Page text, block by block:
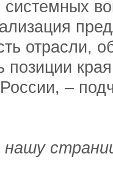
отрасли,
позиции
–